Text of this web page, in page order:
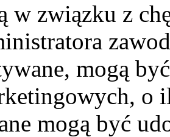
w związku z
mogą
o
mogą być